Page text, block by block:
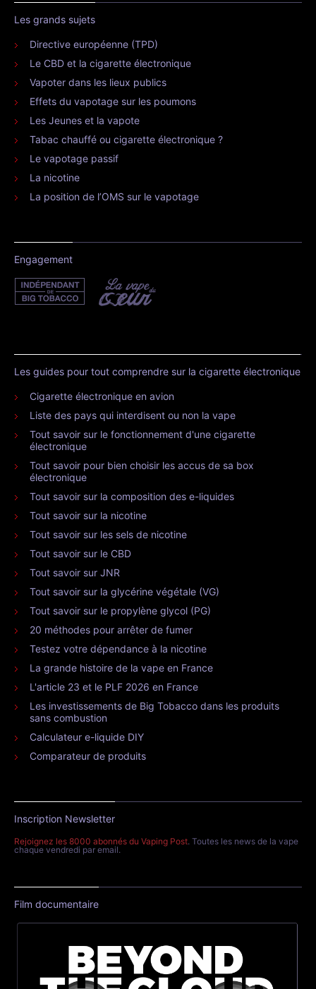
Les grands sujets
Directive européenne (TPD)
Le CBD et la cigarette électronique
Vapoter dans les lieux publics
Effets du vapotage sur les poumons
Les Jeunes et la vapote
Tabac chauffé ou cigarette électronique ?
Le vapotage passif
La nicotine
La position de l’OMS sur le vapotage
Engagement
Les guides pour tout comprendre sur la cigarette électronique
Cigarette électronique en avion
Liste des pays qui interdisent ou non la vape
Tout savoir sur le fonctionnement d'une cigarette
électronique
Tout savoir pour bien choisir les accus de sa box
électronique
Tout savoir sur la composition des e-liquides
Tout savoir sur la nicotine
Tout savoir sur les sels de nicotine
Tout savoir sur le CBD
Tout savoir sur JNR
Tout savoir sur la glycérine végétale (VG)
Tout savoir sur le propylène glycol (PG)
20 méthodes pour arrêter de fumer
Testez votre dépendance à la nicotine
La grande histoire de la vape en France
L'article 23 et le PLF 2026 en France
Les investissements de Big Tobacco dans les produits
sans combustion
Calculateur e-liquide DIY
Comparateur de produits
Inscription Newsletter
Rejoignez les 8000 abonnés du Vaping Post. Toutes les news de la vape
chaque vendredi par email.
Film documentaire